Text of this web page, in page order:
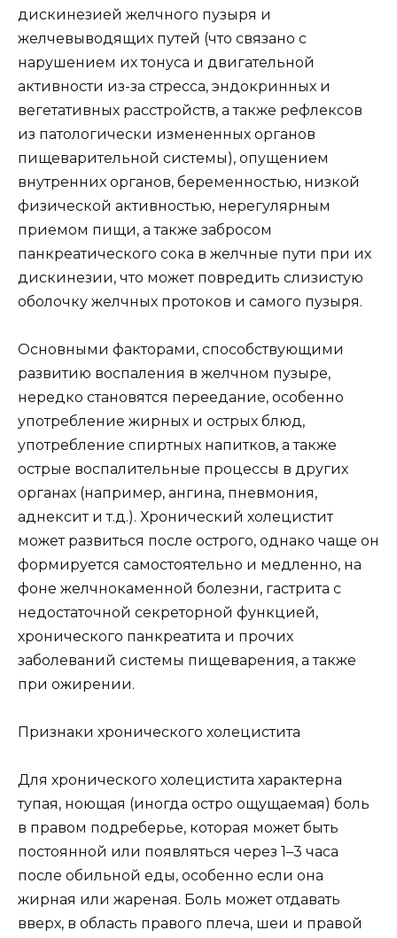
дискинезией желчного пузыря и
желчевыводящих путей (что связано с
нарушением их тонуса и двигательной
активности из-за стресса, эндокринных и
вегетативных расстройств, а также рефлексов
из патологически измененных органов
пищеварительной системы), опущением
внутренних органов, беременностью, низкой
физической активностью, нерегулярным
приемом пищи, а также забросом
панкреатического сока в желчные пути при их
дискинезии, что может повредить слизистую
оболочку желчных протоков и самого пузыря.
Основными факторами, способствующими
развитию воспаления в желчном пузыре,
нередко становятся переедание, особенно
употребление жирных и острых блюд,
употребление спиртных напитков, а также
острые воспалительные процессы в других
органах (например, ангина, пневмония,
аднексит и т.д.). Хронический холецистит
может развиться после острого, однако чаще он
формируется самостоятельно и медленно, на
фоне желчнокаменной болезни, гастрита с
недостаточной секреторной функцией,
хронического панкреатита и прочих
заболеваний системы пищеварения, а также
при ожирении.
Признаки хронического холецистита
Для хронического холецистита характерна
тупая, ноющая (иногда остро ощущаемая) боль
в правом подреберье, которая может быть
постоянной или появляться через 1–3 часа
после обильной еды, особенно если она
жирная или жареная. Боль может отдавать
вверх, в область правого плеча, шеи и правой